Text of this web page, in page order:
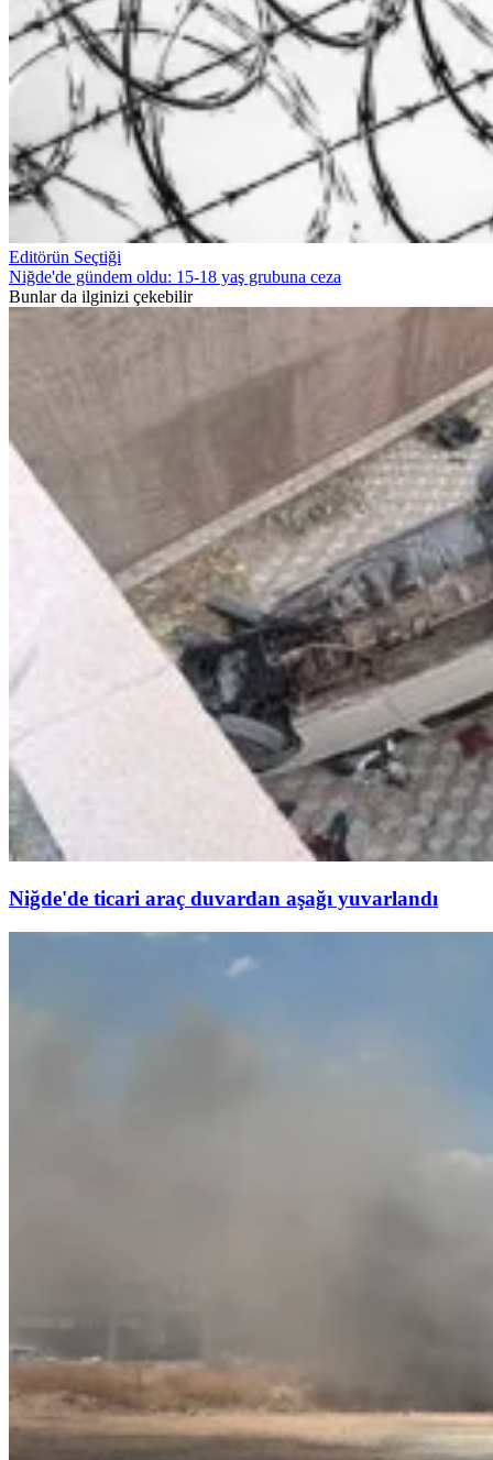
Editörün Seçtiği
Niğde'de gündem oldu: 15-18 yaş grubuna ceza
Bunlar da ilginizi çekebilir
Niğde'de ticari araç duvardan aşağı yuvarlandı